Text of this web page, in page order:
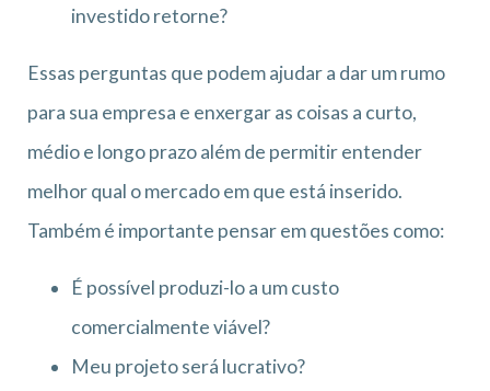
investido retorne?
Essas perguntas que podem ajudar a dar um rumo
para sua empresa e enxergar as coisas a curto,
médio e longo prazo além de permitir entender
melhor qual o mercado em que está inserido.
Também é importante pensar em questões como:
É possível produzi-lo a um custo
comercialmente viável?
Meu projeto será lucrativo?